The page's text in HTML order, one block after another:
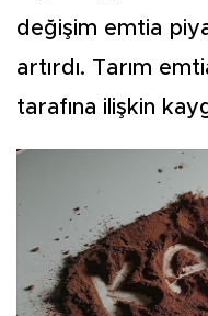
değişim emtia
artırdı. Tarım
tarafına ilişkin